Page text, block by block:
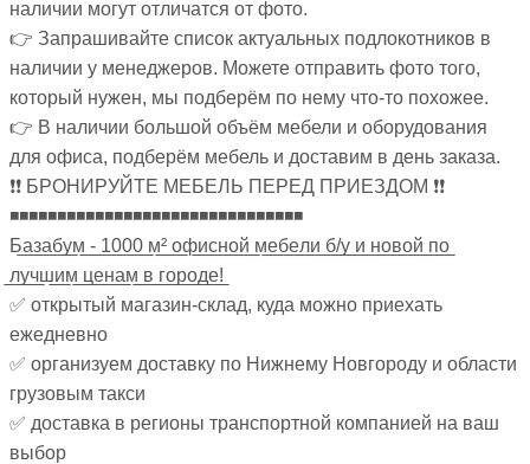
наличии могут отличатся от фото.
👉 Запрашивайте список актуальных подлокотников в
наличии у менеджеров. Можете отправить фото того,
который нужен, мы подберём по нему что-то похожее.
👉 В наличии большой объём мебели и оборудования
для офиса, подберём мебель и доставим в день заказа.
❗❗ БРОНИРУЙТЕ МЕБЕЛЬ ПЕРЕД ПРИЕЗДОМ ❗❗
◾◾◾◾◾◾◾◾◾◾◾◾◾◾◾◾◾◾◾◾◾◾◾◾◾◾◾◾◾◾◾
Б̲а̲з̲а̲б̲у̲м̲ ̲-̲ ̲1̲0̲0̲0̲ ̲м̲²̲ ̲о̲ф̲и̲с̲н̲о̲й̲ ̲м̲е̲б̲е̲л̲и̲ ̲б̲/̲у̲ ̲и̲ ̲н̲о̲в̲о̲й̲ ̲п̲о̲
̲л̲у̲ч̲ш̲и̲м̲ ̲ц̲е̲н̲а̲м̲ ̲в̲ ̲г̲о̲р̲о̲д̲е̲!̲
✅ открытый магазин-склад, куда можно приехать
ежедневно
✅ организуем доставку по Нижнему Новгороду и области
грузовым такси
✅ доставка в регионы транспортной компанией на ваш
выбор